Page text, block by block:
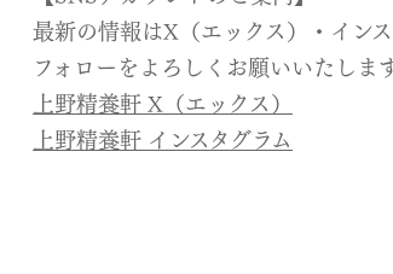
最新の情報はX（エックス）・インス
フォローをよろしくお願いいたします
上野精養軒 X（エックス）
上野精養軒 インスタグラム